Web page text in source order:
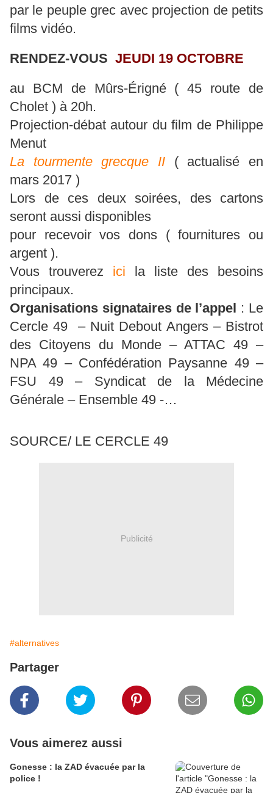
par le peuple grec avec projection de petits
films vidéo.
RENDEZ-VOUS JEUDI 19 OCTOBRE
au BCM de Mûrs-Érigné ( 45 route de
Cholet ) à 20h.
Projection-débat autour du film de Philippe
Menut
La tourmente grecque II ( actualisé en
mars 2017 )
Lors de ces deux soirées, des cartons
seront aussi disponibles
pour recevoir vos dons ( fournitures ou
argent ).
Vous trouverez ici la liste des besoins
principaux.
Organisations signataires de l’appel : Le
Cercle 49 – Nuit Debout Angers – Bistrot
des Citoyens du Monde – ATTAC 49 –
NPA 49 – Confédération Paysanne 49 –
FSU 49 – Syndicat de la Médecine
Générale – Ensemble 49 -…
SOURCE/ LE CERCLE 49
Publicité
#alternatives
Partager
Vous aimerez aussi
Gonesse : la ZAD évacuée par la
police !